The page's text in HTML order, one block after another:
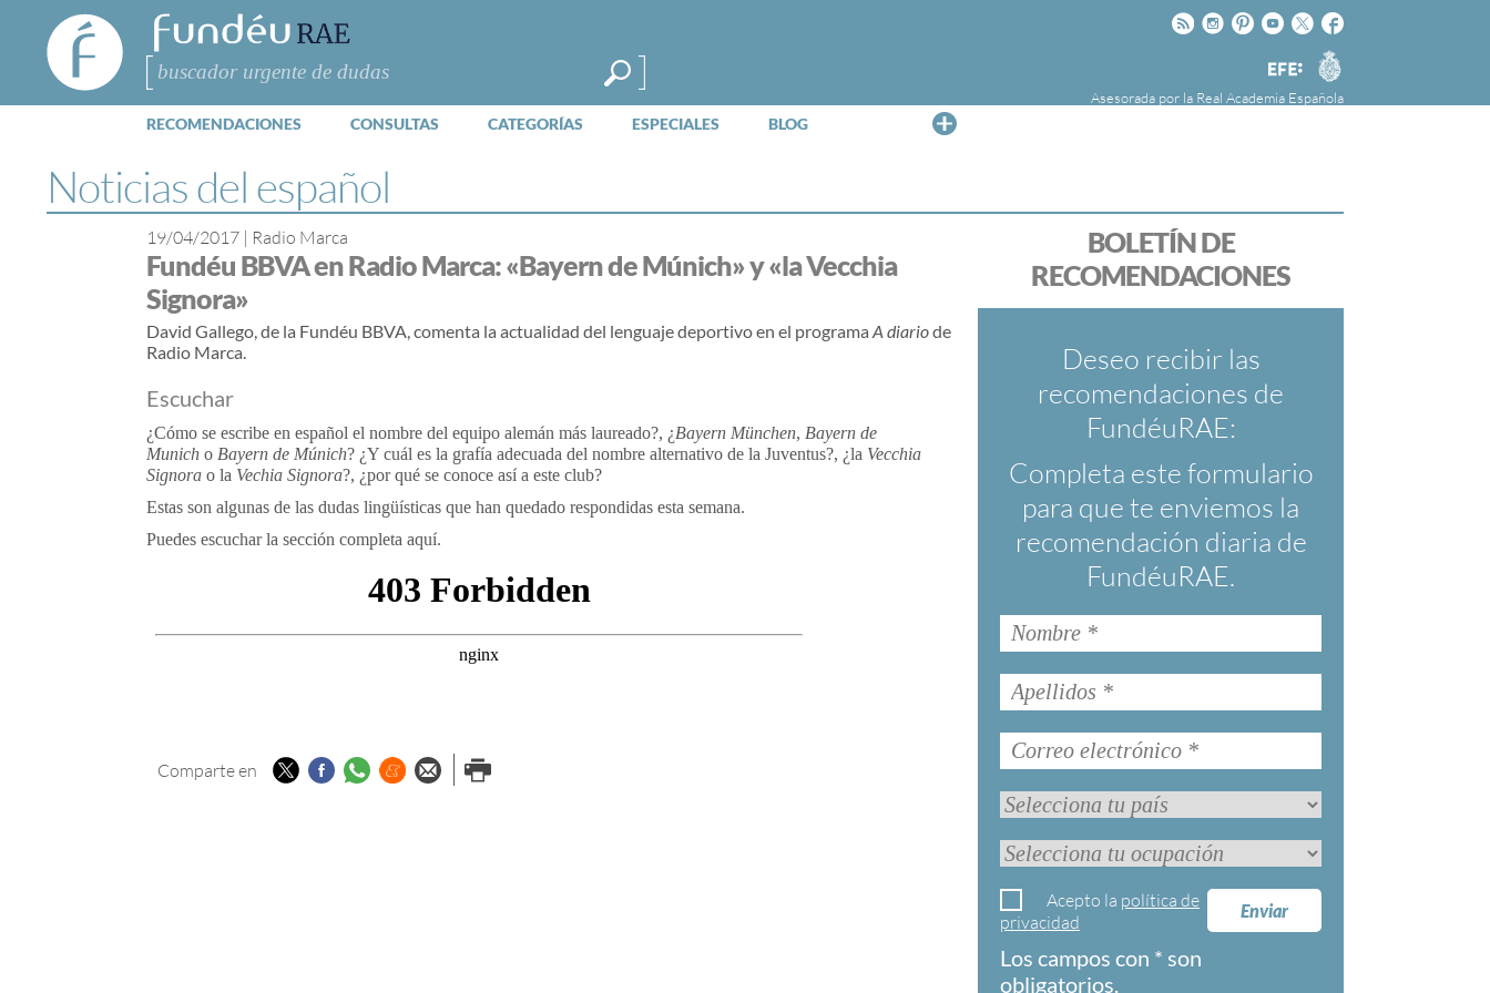
FundéuRAE
- Fundación
del Español
Urgente
Buscar
Facebook
Twitter
Youtube
Pinteres
Instagram
Rss
Agencia
EFE
Asesorada por la Real Academia Española
RECOMENDACIONES CONSULTAS CATEGORÍAS ESPECIALES BLOG
la Agencia Efe y la Real Academia Española,
cuyo objetivo es colaborar con el buen uso del
español en los medios de comunicación y en
Internet.
Noticias del español
BOLETÍN DE
RECOMENDACIONES
Deseo recibir las
recomendaciones de
FundéuRAE:
Completa este formulario
para que te enviemos la
recomendación diaria de
FundéuRAE.
Enviar
Acepto la política de
privacidad
Los campos con * son
obligatorios.
19/04/2017 | Radio Marca
Fundéu BBVA en Radio Marca: «Bayern de Múnich» y «la Vecchia
Signora»
David Gallego, de la Fundéu BBVA, comenta la actualidad del lenguaje deportivo en el programa A diariode
Radio Marca.
Escuchar
¿Cómo se escribe en español el nombre del equipo alemán más laureado?, ¿Bayern München, Bayern de
Munich o Bayern de Múnich? ¿Y cuál es la grafía adecuada del nombre alternativo de la Juventus?, ¿la Vecchia
Signora o la Vechia Signora?, ¿por qué se conoce así a este club?
Estas son algunas de las dudas lingüísticas que han quedado respondidas esta semana.
Puedes escuchar la sección completa aquí.
Comparte en TwitterFacebook
Whatsapp
Menéame
Enviar porImprimir